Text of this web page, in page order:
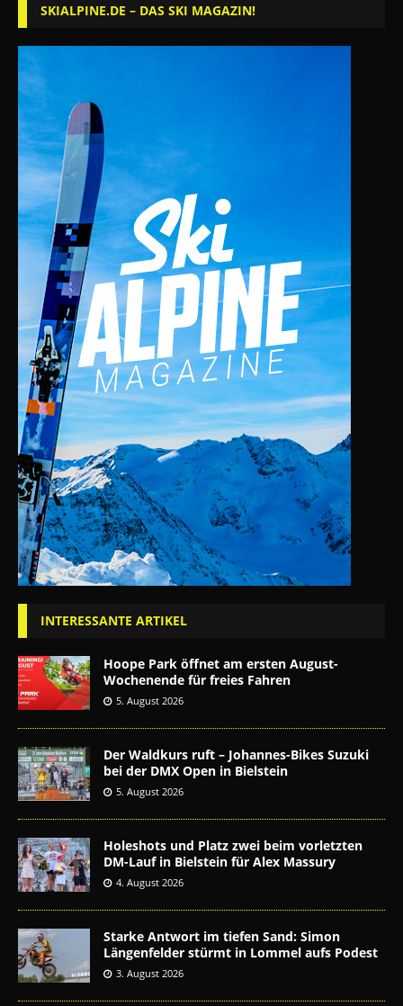
SKIALPINE.DE – DAS SKI MAGAZIN!
INTERESSANTE ARTIKEL
Hoope Park öffnet am ersten August-
Wochenende für freies Fahren
5. August 2026
Der Waldkurs ruft – Johannes-Bikes Suzuki
bei der DMX Open in Bielstein
5. August 2026
Holeshots und Platz zwei beim vorletzten
DM-Lauf in Bielstein für Alex Massury
4. August 2026
Starke Antwort im tiefen Sand: Simon
Längenfelder stürmt in Lommel aufs Podest
3. August 2026